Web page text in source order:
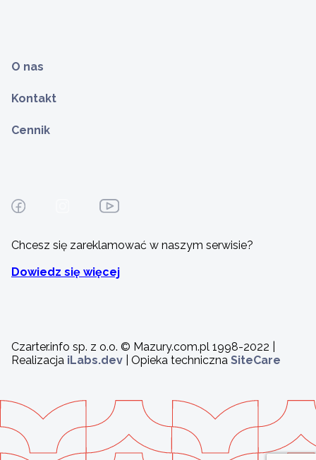
O nas
Kontakt
Cennik
Chcesz się zareklamować w naszym serwisie?
Dowiedz się więcej
Czarter.info sp. z o.o. © Mazury.com.pl 1998-2022 |
Realizacja iLabs.dev | Opieka techniczna SiteCare